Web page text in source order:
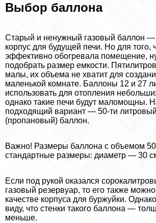
Выбор баллона
Старый и ненужный газовый баллон
корпус для будущей печи. Но для того,
эффективно обогревала помещение,
подобрать размер емкости.
малы, их объема не хватит для
маленькой комнате. Баллоны 12 и 27
использовать для отопления
однако такие печи будут маломощны.
подходящий вариант — 50-ти
(пропановый) баллон.
Важно! Размеры баллона с объемом
стандартные размеры: диаметр — 30
Если под рукой оказался
газовый резервуар, то его также
качестве корпуса для буржуйки.
виду, что стенки такого баллона —
меньше.